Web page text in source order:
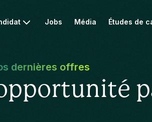
Jobs Média Études de
dernières offres